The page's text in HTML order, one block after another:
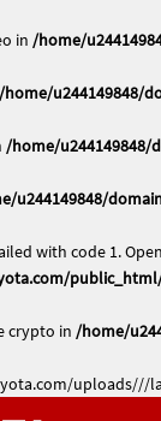
in /home/
/home/u244149848/
/home/
u244149848/
with code 1.
crypto in /home/
uploads///